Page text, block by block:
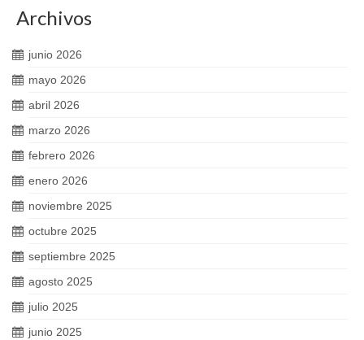
Archivos
junio 2026
mayo 2026
abril 2026
marzo 2026
febrero 2026
enero 2026
noviembre 2025
octubre 2025
septiembre 2025
agosto 2025
julio 2025
junio 2025